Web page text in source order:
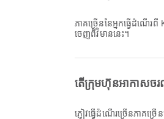
ភាគច្រើននៃអ្នកធ្វើដំ
ចេញពីវិមាននេះ។
តើក្រុមហ៊ុនអាកាសច
ភ្ញៀវធ្វើដំណើរច្រើនភ